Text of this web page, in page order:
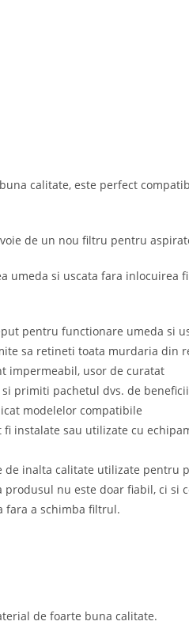
calitate, este perfect
de un nou filtru pentru
umeda si uscata fara
pentru functionare umeda si
sa retineti toata murdaria din
impermeabil, usor de curatat
primiti pachetul dvs. de
modelelor compatibile
instalate sau utilizate cu
de inalta calitate utilizate pentru
produsul nu este doar fiabil, ci si
fara a schimba filtrul.
de foarte buna calitate.